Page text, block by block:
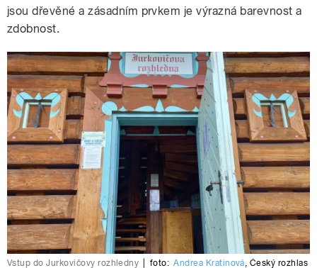
jsou dřevěné a zásadním prvkem je výrazná barevnost a
zdobnost.
Vstup do Jurkovičovy rozhledny foto: Andrea Kratinová, Český rozhlas